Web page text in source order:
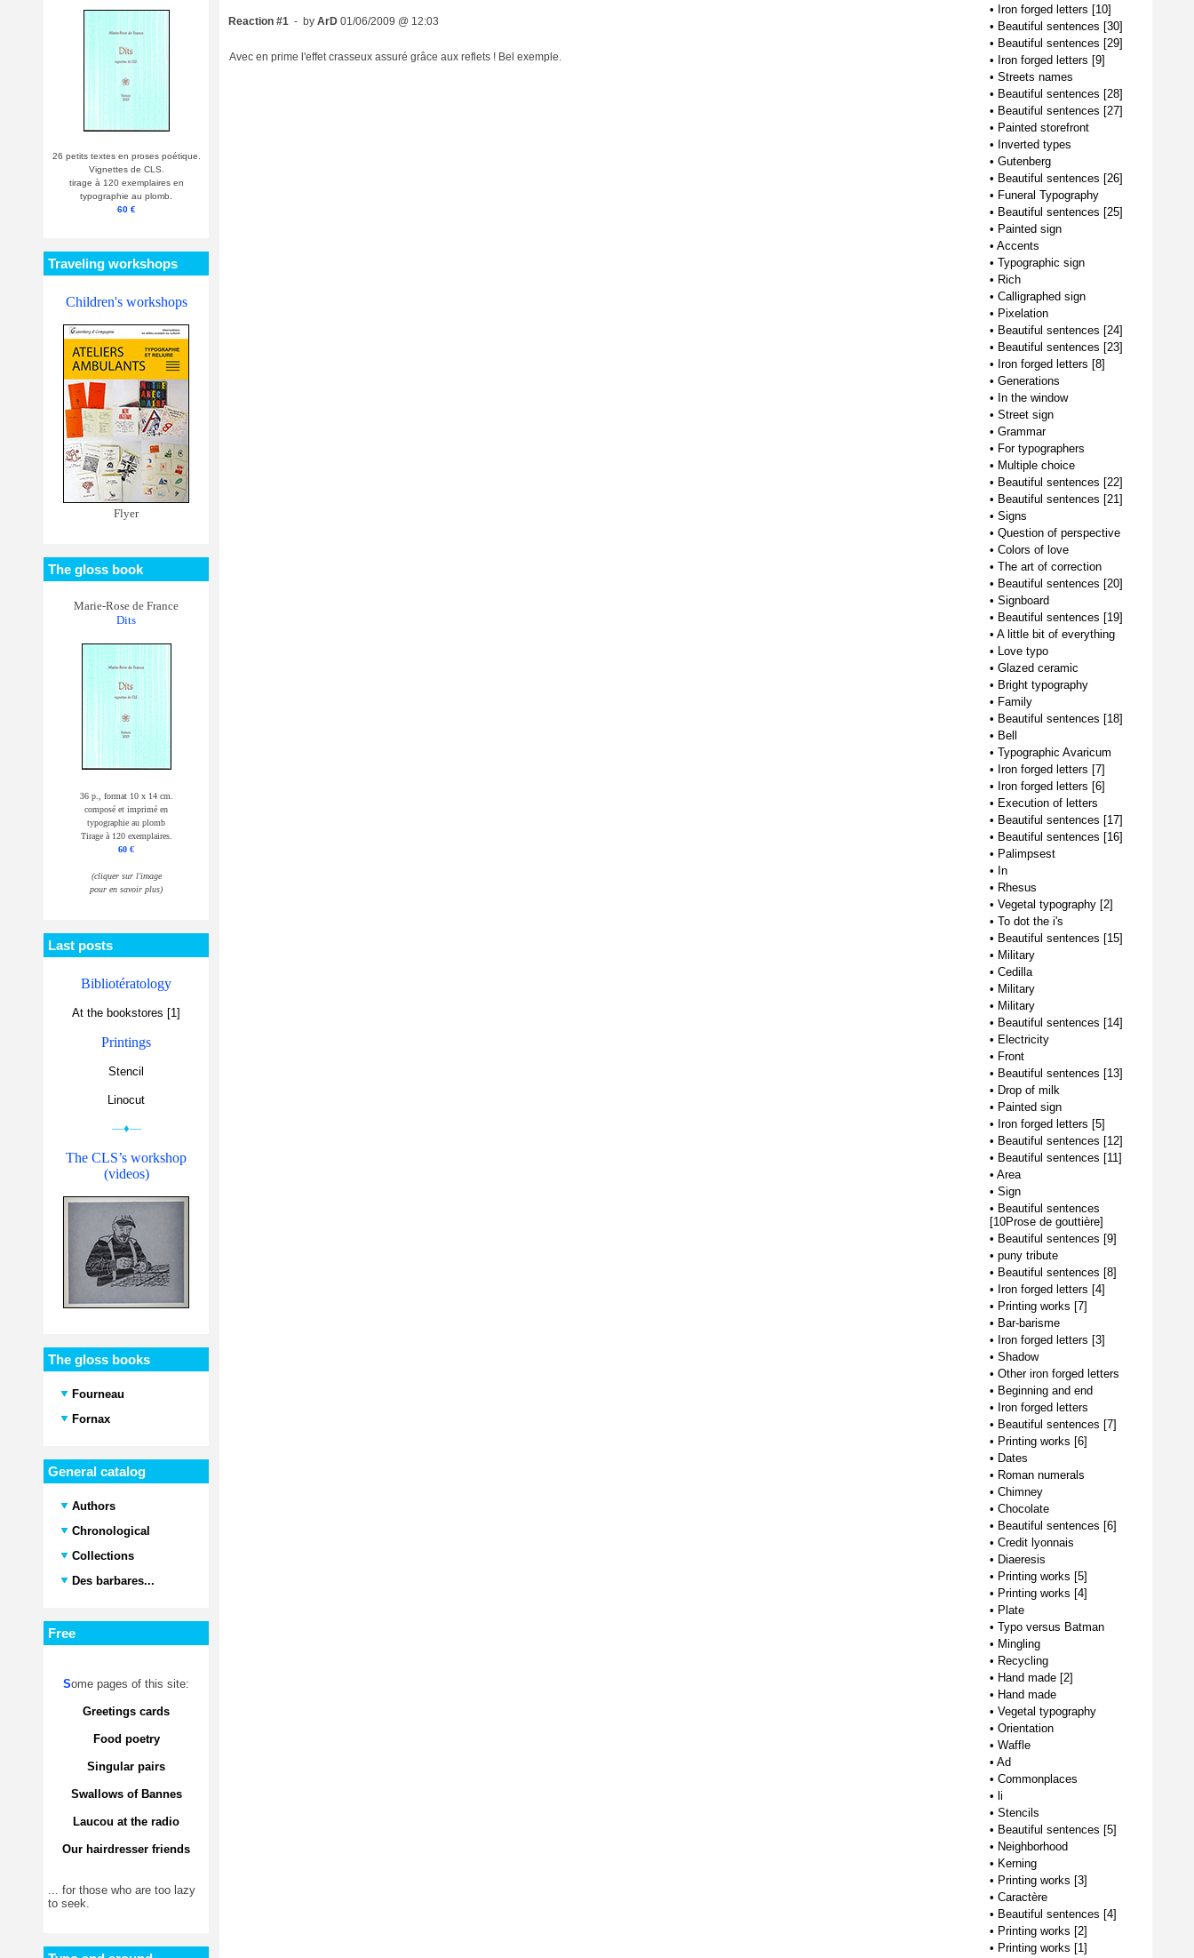
26 petits textes en proses poétique.
Vignettes de CLS.
tirage à 120 exemplaires en
typographie au plomb.
60 €
Traveling workshops
Children's workshops
Flyer
The gloss book
Marie-Rose de France
Dits
36 p., format 10 x 14 cm.
composé et imprimé en
typographie au plomb
Tirage à 120 exemplaires.
60 €
(cliquer sur l'image
pour en savoir plus)
Last posts
Bibliotératology
At the bookstores [1]
Printings
Stencil
Linocut
—♦—
The CLS’s workshop
(videos)
The gloss books
Fourneau
Fornax
General catalog
Authors
Chronological
Collections
Des barbares...
Free
Some pages of this site:
Greetings cards
Food poetry
Singular pairs
Swallows of Bannes
Laucou at the radio
Our hairdresser friends
... for those who are too lazy
to seek.
Reaction #1 - by ArD 01/06/2009 @ 12:03
Avec en prime l'effet crasseux assuré grâce aux reflets ! Bel exemple.
• Iron forged letters [10]
• Beautiful sentences [30]
• Beautiful sentences [29]
• Iron forged letters [9]
• Streets names
• Beautiful sentences [28]
• Beautiful sentences [27]
• Painted storefront
• Inverted types
• Gutenberg
• Beautiful sentences [26]
• Funeral Typography
• Beautiful sentences [25]
• Painted sign
• Accents
• Typographic sign
• Rich
• Calligraphed sign
• Pixelation
• Beautiful sentences [24]
• Beautiful sentences [23]
• Iron forged letters [8]
• Generations
• In the window
• Street sign
• Grammar
• For typographers
• Multiple choice
• Beautiful sentences [22]
• Beautiful sentences [21]
• Signs
• Question of perspective
• Colors of love
• The art of correction
• Beautiful sentences [20]
• Signboard
• Beautiful sentences [19]
• A little bit of everything
• Love typo
• Glazed ceramic
• Bright typography
• Family
• Beautiful sentences [18]
• Bell
• Typographic Avaricum
• Iron forged letters [7]
• Iron forged letters [6]
• Execution of letters
• Beautiful sentences [17]
• Beautiful sentences [16]
• Palimpsest
• In
• Rhesus
• Vegetal typography [2]
• To dot the i's
• Beautiful sentences [15]
• Military
• Cedilla
• Military
• Military
• Beautiful sentences [14]
• Electricity
• Front
• Beautiful sentences [13]
• Drop of milk
• Painted sign
• Iron forged letters [5]
• Beautiful sentences [12]
• Beautiful sentences [11]
• Area
• Sign
• Beautiful sentences
[10Prose de gouttière]
• Beautiful sentences [9]
• puny tribute
• Beautiful sentences [8]
• Iron forged letters [4]
• Printing works [7]
• Bar-barisme
• Iron forged letters [3]
• Shadow
• Other iron forged letters
• Beginning and end
• Iron forged letters
• Beautiful sentences [7]
• Printing works [6]
• Dates
• Roman numerals
• Chimney
• Chocolate
• Beautiful sentences [6]
• Credit lyonnais
• Diaeresis
• Printing works [5]
• Printing works [4]
• Plate
• Typo versus Batman
• Mingling
• Recycling
• Hand made [2]
• Hand made
• Vegetal typography
• Orientation
• Waffle
• Ad
• Commonplaces
• li
• Stencils
• Beautiful sentences [5]
• Neighborhood
• Kerning
• Printing works [3]
• Caractère
• Beautiful sentences [4]
• Printing works [2]
• Printing works [1]